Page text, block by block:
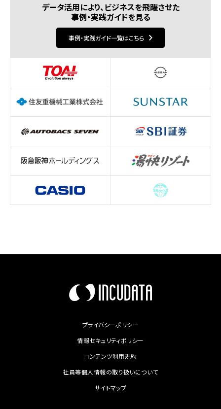
データ活用により、ビジネスを飛躍させた
事例・実践ガイドを見る
事例・実践ガイド一覧はこちら
プライバシーポリシー
情報セキュリティポリシー
コンテンツ利用規約
社員等個人情報の取り扱いについて
サイトマップ